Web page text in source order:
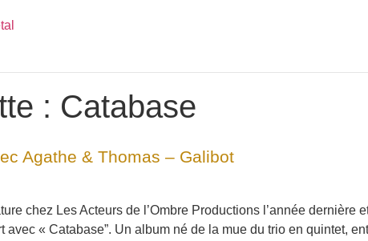
: Catabase
Agathe & Thomas – Galibot
chez Les Acteurs de l’Ombre Productions l’année
avec « Catabase”. Un album né de la mue du trio en quintet,